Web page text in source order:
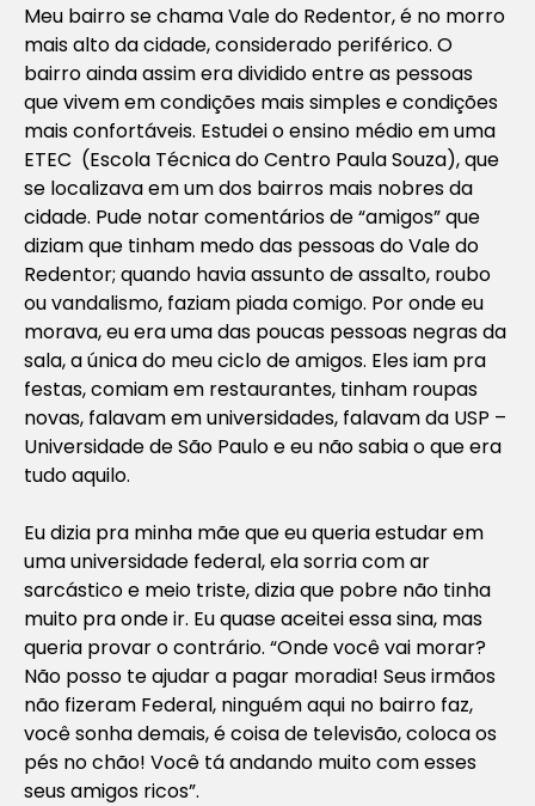
Meu bairro se chama Vale do Redentor, é no morro
mais alto da cidade, considerado periférico. O
bairro ainda assim era dividido entre as pessoas
que vivem em condições mais simples e condições
mais confortáveis. Estudei o ensino médio em uma
ETEC (Escola Técnica do Centro Paula Souza), que
se localizava em um dos bairros mais nobres da
cidade. Pude notar comentários de “amigos” que
diziam que tinham medo das pessoas do Vale do
Redentor; quando havia assunto de assalto, roubo
ou vandalismo, faziam piada comigo. Por onde eu
morava, eu era uma das poucas pessoas negras da
sala, a única do meu ciclo de amigos. Eles iam pra
festas, comiam em restaurantes, tinham roupas
novas, falavam em universidades, falavam da USP –
Universidade de São Paulo e eu não sabia o que era
tudo aquilo.
Eu dizia pra minha mãe que eu queria estudar em
uma universidade federal, ela sorria com ar
sarcástico e meio triste, dizia que pobre não tinha
muito pra onde ir. Eu quase aceitei essa sina, mas
queria provar o contrário. “Onde você vai morar?
Não posso te ajudar a pagar moradia! Seus irmãos
não fizeram Federal, ninguém aqui no bairro faz,
você sonha demais, é coisa de televisão, coloca os
pés no chão! Você tá andando muito com esses
seus amigos ricos”.